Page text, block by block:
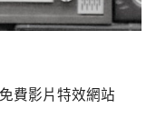
費影片特效網站